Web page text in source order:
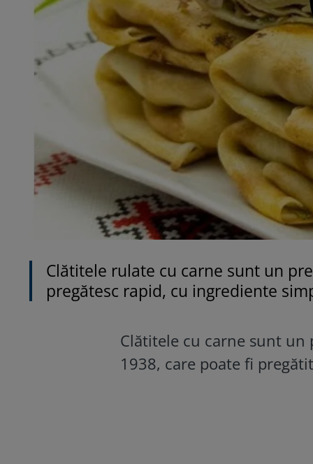
Clătitele rulate cu carne sunt un
pregătesc rapid, cu ingrediente
Clătitele cu carne sunt
1938, care poate fi